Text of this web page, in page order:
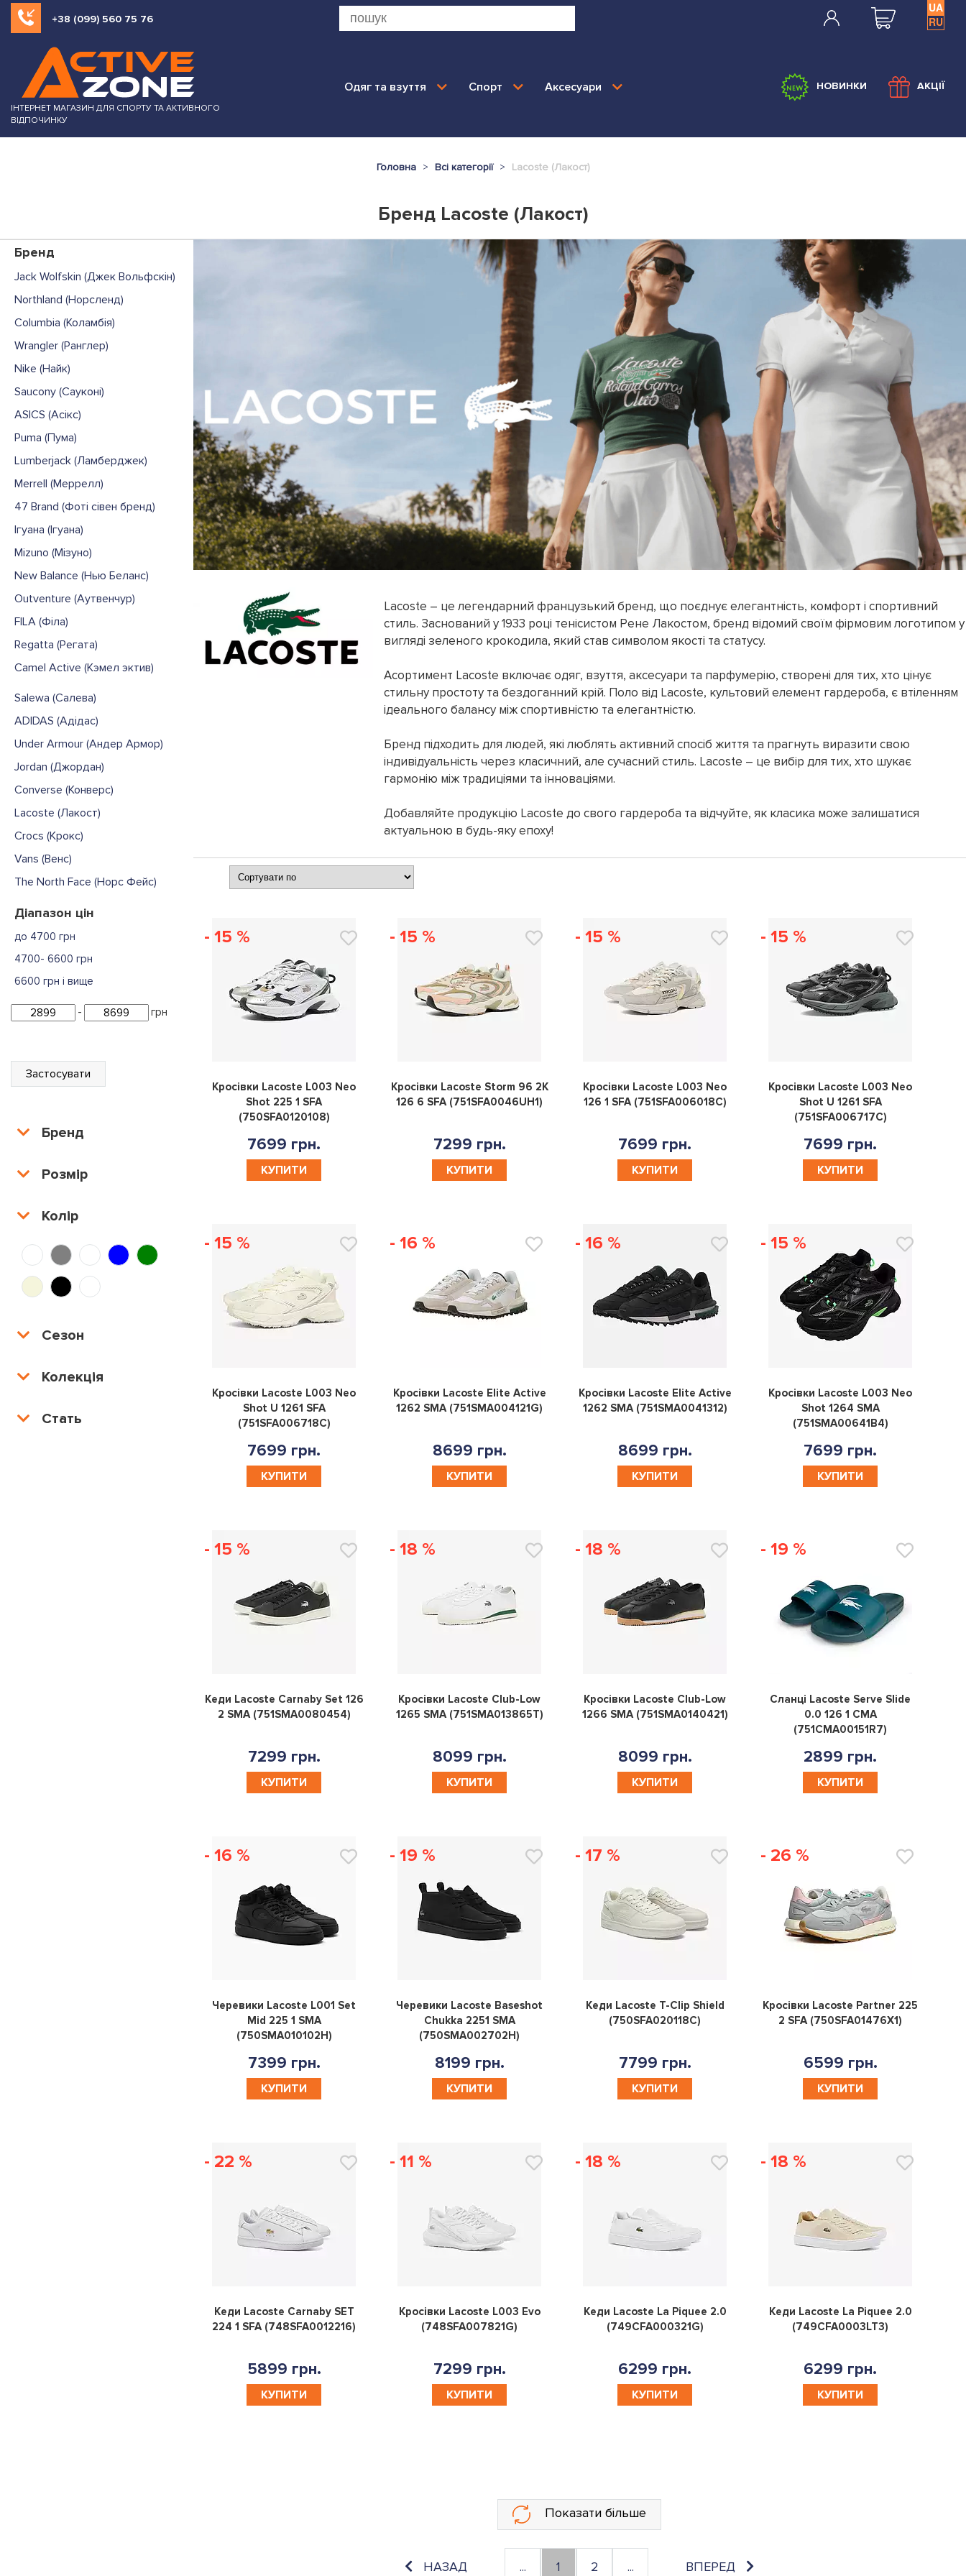
+38 (099) 560 75 76
UA
RU
ІНТЕРНЕТ МАГАЗИН ДЛЯ СПОРТУ ТА АКТИВНОГО
ВІДПОЧИНКУ
Одяг та взуття Спорт Аксесуари НОВИНКИ АКЦІЇ
Головна Всі категорії Lacoste (Лакост)
Бренд Lacoste (Лакост)
Бренд
Jack Wolfskin (Джек Вольфскін)
Northland (Норсленд)
Columbia (Коламбія)
Wrangler (Ранглер)
Nike (Найк)
Saucony (Сауконі)
ASICS (Асікс)
Puma (Пума)
Lumberjack (Ламберджек)
Merrell (Меррелл)
47 Brand (Фоті сівен бренд)
Ігуана (Ігуана)
Mizuno (Мізуно)
New Balance (Нью Беланс)
Outventure (Аутвенчур)
FILA (Філа)
Regatta (Регата)
Camel Active (Кэмел эктив)
Salewa (Салева)
ADIDAS (Адідас)
Under Armour (Андер Армор)
Jordan (Джордан)
Converse (Конверс)
Lacoste (Лакост)
Crocs (Крокс)
Vans (Венс)
The North Face (Норс Фейс)
Діапазон цін
до 4700 грн
4700- 6600 грн
6600 грн і вище
- грн
Застосувати
Бренд
Розмір
Колір
Сезон
Колекція
Стать
Lacoste – це легендарний французький бренд, що поєднує елегантність, комфорт і спортивний
стиль. Заснований у 1933 році тенісистом Рене Лакостом, бренд відомий своїм фірмовим логотипом у
вигляді зеленого крокодила, який став символом якості та статусу.
Асортимент Lacoste включає одяг, взуття, аксесуари та парфумерію, створені для тих, хто цінує
стильну простоту та бездоганний крій. Поло від Lacoste, культовий елемент гардероба, є втіленням
ідеального балансу між спортивністю та елегантністю.
Бренд підходить для людей, які люблять активний спосіб життя та прагнуть виразити свою
індивідуальність через класичний, але сучасний стиль. Lacoste – це вибір для тих, хто шукає
гармонію між традиціями та інноваціями.
Добавляйте продукцію Lacoste до свого гардероба та відчуйте, як класика може залишатися
актуальною в будь-яку епоху!
- 15 %
0
Кросівки Lacoste L003 Neo
Shot 225 1 SFA
(750SFA0120108)
7699 грн.
КУПИТИ
- 15 %
0
Кросівки Lacoste Storm 96 2K
126 6 SFA (751SFA0046UH1)
7299 грн.
КУПИТИ
- 15 %
0
Кросівки Lacoste L003 Neo
126 1 SFA (751SFA006018C)
7699 грн.
КУПИТИ
- 15 %
0
Кросівки Lacoste L003 Neo
Shot U 1261 SFA
(751SFA006717C)
7699 грн.
КУПИТИ
- 15 %
0
Кросівки Lacoste L003 Neo
Shot U 1261 SFA
(751SFA006718C)
7699 грн.
КУПИТИ
- 16 %
0
Кросівки Lacoste Elite Active
1262 SMA (751SMA004121G)
8699 грн.
КУПИТИ
- 16 %
0
Кросівки Lacoste Elite Active
1262 SMA (751SMA0041312)
8699 грн.
КУПИТИ
- 15 %
0
Кросівки Lacoste L003 Neo
Shot 1264 SMA
(751SMA00641B4)
7699 грн.
КУПИТИ
- 15 %
0
Кеди Lacoste Carnaby Set 126
2 SMA (751SMA0080454)
7299 грн.
КУПИТИ
- 18 %
0
Кросівки Lacoste Club-Low
1265 SMA (751SMA013865T)
8099 грн.
КУПИТИ
- 18 %
0
Кросівки Lacoste Club-Low
1266 SMA (751SMA0140421)
8099 грн.
КУПИТИ
- 19 %
0
Сланці Lacoste Serve Slide
0.0 126 1 CMA
(751CMA00151R7)
2899 грн.
КУПИТИ
- 16 %
0
Черевики Lacoste L001 Set
Mid 225 1 SMA
(750SMA010102H)
7399 грн.
КУПИТИ
- 19 %
0
Черевики Lacoste Baseshot
Chukka 2251 SMA
(750SMA002702H)
8199 грн.
КУПИТИ
- 17 %
0
Кеди Lacoste T-Clip Shield
(750SFA020118C)
7799 грн.
КУПИТИ
- 26 %
0
Кросівки Lacoste Partner 225
2 SFA (750SFA01476X1)
6599 грн.
КУПИТИ
- 22 %
0
Кеди Lacoste Carnaby SET
224 1 SFA (748SFA0012216)
5899 грн.
КУПИТИ
- 11 %
0
Кросівки Lacoste L003 Evo
(748SFA007821G)
7299 грн.
КУПИТИ
- 18 %
0
Кеди Lacoste La Piquee 2.0
(749CFA000321G)
6299 грн.
КУПИТИ
- 18 %
0
Кеди Lacoste La Piquee 2.0
(749CFA0003LT3)
6299 грн.
КУПИТИ
Показати більше
НАЗАД ... 1 2 ... ВПЕРЕД